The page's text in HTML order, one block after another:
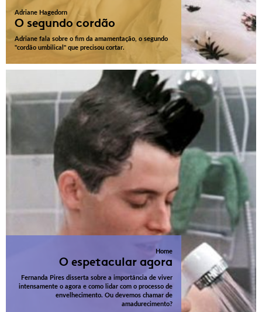
Adriane Hagedorn
O segundo cordão
Adriane fala sobre o fim da amamentação, o segundo
"cordão umbilical" que precisou cortar.
Home
O espetacular agora
Fernanda Pires disserta sobre a importância de viver
intensamente o agora e como lidar com o processo de
envelhecimento. Ou devemos chamar de
amadurecimento?